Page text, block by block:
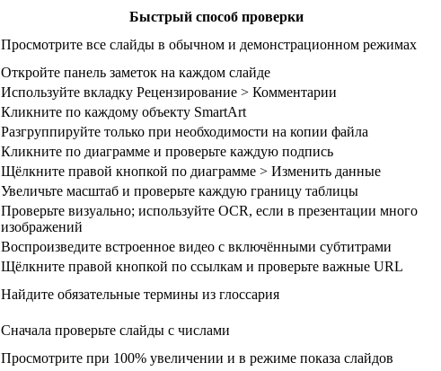
Быстрый способ проверки
Просмотрите все слайды в обычном и демонстрационном режимах
Откройте панель заметок на каждом слайде
Используйте вкладку Рецензирование > Комментарии
Кликните по каждому объекту SmartArt
Разгруппируйте только при необходимости на копии файла
Кликните по диаграмме и проверьте каждую подпись
Щёлкните правой кнопкой по диаграмме > Изменить данные
Увеличьте масштаб и проверьте каждую границу таблицы
Проверьте визуально; используйте OCR, если в презентации много
изображений
Воспроизведите встроенное видео с включёнными субтитрами
Щёлкните правой кнопкой по ссылкам и проверьте важные URL
Найдите обязательные термины из глоссария
Сначала проверьте слайды с числами
Просмотрите при 100% увеличении и в режиме показа слайдов